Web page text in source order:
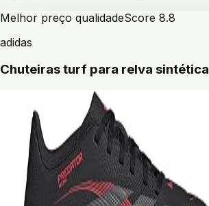
Melhor preço qualidadeScore 8.8
adidas
Chuteiras turf para relva sintética